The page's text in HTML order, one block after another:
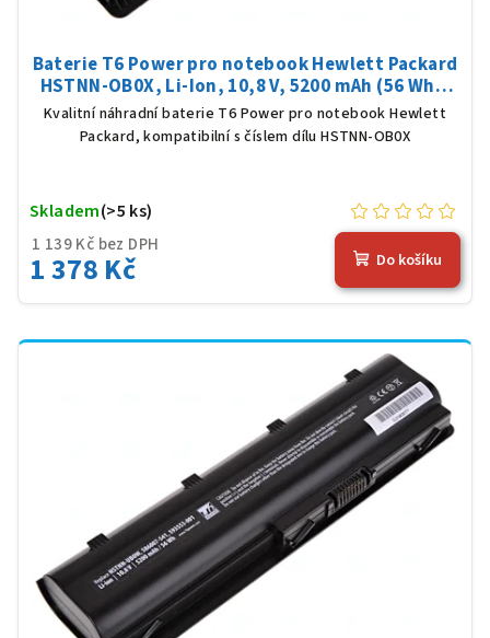
Baterie T6 Power pro notebook Hewlett Packard
HSTNN-OB0X, Li-Ion, 10,8 V, 5200 mAh (56 Wh),
černá
Kvalitní náhradní baterie T6 Power pro notebook Hewlett
Packard, kompatibilní s číslem dílu HSTNN-OB0X
1 139 Kč bez DPH
1 378 Kč
Skladem(>5 ks)
Do košíku